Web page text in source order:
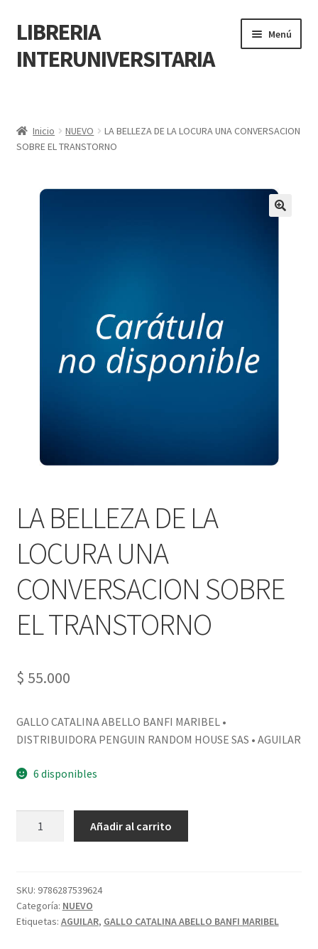
LIBRERIA
INTERUNIVERSITARIA
Menú
Carrito
POLÍTICA DE MANEJO DE INFORMACIÓN Y DATOS
PERSONALES DE CORPORACIÓN INTERUNIVERSITARIA DE
SERVICIO
Tienda
Inicio NUEVO
LA BELLEZA DE LA LOCURA UNA CONVERSACION
SOBRE EL TRANSTORNO
LA BELLEZA DE LA
LOCURA UNA
CONVERSACION SOBRE
EL TRANSTORNO
$ 55.000
GALLO CATALINA ABELLO BANFI MARIBEL •
DISTRIBUIDORA PENGUIN RANDOM HOUSE SAS • AGUILAR
6 disponibles
Añadir al carrito
SKU: 9786287539624
Categoría: NUEVO
Etiquetas: AGUILAR, GALLO CATALINA ABELLO BANFI MARIBEL